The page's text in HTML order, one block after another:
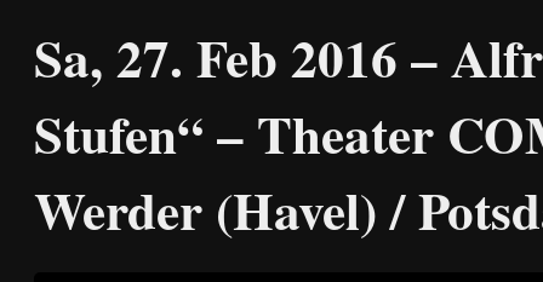
Sa, 27. Feb 2016 –
Stufen“ – Theater
Werder (Havel) /